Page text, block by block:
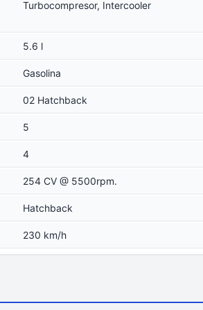
Turbocompresor, Intercooler
5.6 l
Gasolina
02 Hatchback
5
4
254 CV @ 5500rpm.
Hatchback
230 km/h